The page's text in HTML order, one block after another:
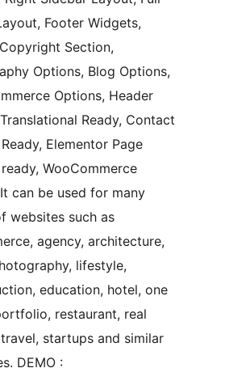
Footer Widgets,
Section,
Options, Blog Options,
Options, Header
Ready, Contact
Elementor Page
WooCommerce
can be used for many
websites such as
agency, architecture,
lifestyle,
education, hotel, one
restaurant, real
startups and similar
DEMO :